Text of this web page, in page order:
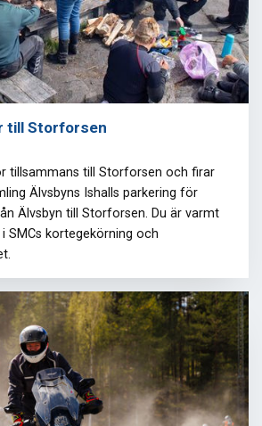
till Storforsen
tillsammans till Storforsen och firar
Älvsbyns Ishalls parkering för
Älvsbyn till Storforsen. Du är varmt
SMCs kortegekörning och